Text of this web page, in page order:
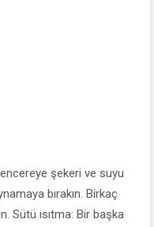
şekeri ve suyu
bırakın. Birkaç
Sütü ısıtma: Bir başka